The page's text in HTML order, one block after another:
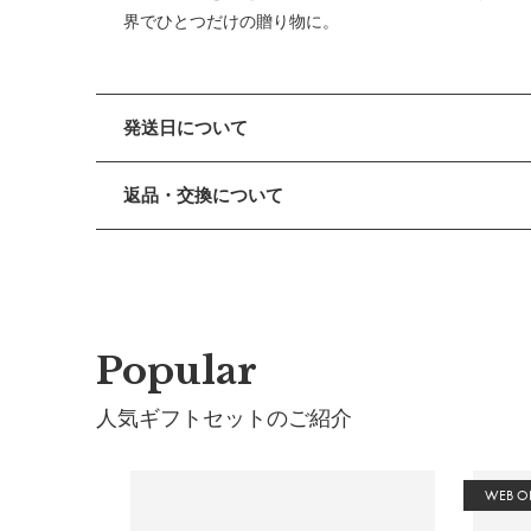
界でひとつだけの贈り物に。
発送日について
午前9時までのご注文は、【営業日から当日】の発送と
午前9時以降のご注文は、【翌営業日】の発送となり
・ご注文内容に確認すべき内容がある場合について
返品・交換について
交換の際の往復の送料及び代引手数料は、お客様のご
■ 初期不良・商品間違いによる返品・交換
早急に対応させていただきます。交換の際の往復の手
・初期不良、商品間違いなどによる返品の場合でも
Popular
人気ギフトセットのご紹介
WEB